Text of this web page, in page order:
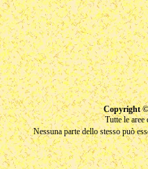
Copyright
Tutte le
Nessuna parte dello stesso può